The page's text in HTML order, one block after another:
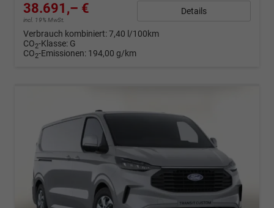
38.691,– €
incl. 19% MwSt.
Details
Verbrauch kombiniert:7,40 l/100km
CO2-Klasse: G
CO2-Emissionen: 194,00 g/km